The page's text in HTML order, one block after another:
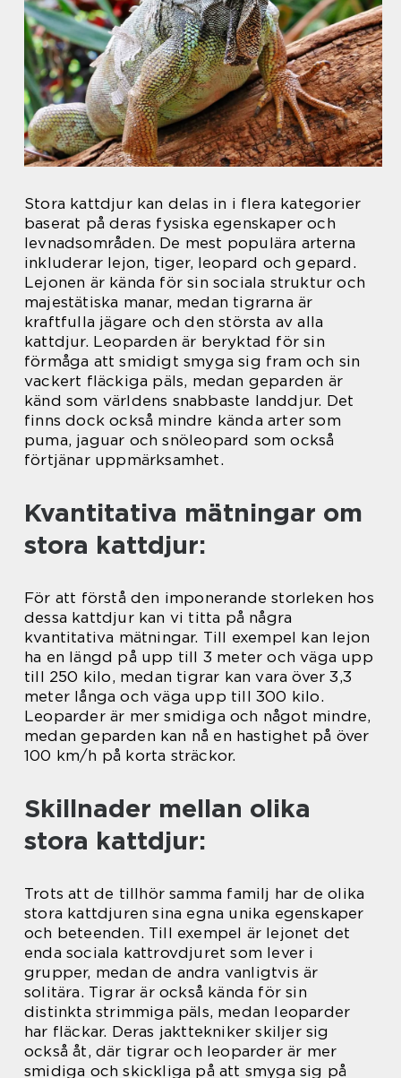
Stora kattdjur kan delas in i flera kategorier
baserat på deras fysiska egenskaper och
levnadsområden. De mest populära arterna
inkluderar lejon, tiger, leopard och gepard.
Lejonen är kända för sin sociala struktur och
majestätiska manar, medan tigrarna är
kraftfulla jägare och den största av alla
kattdjur. Leoparden är beryktad för sin
förmåga att smidigt smyga sig fram och sin
vackert fläckiga päls, medan geparden är
känd som världens snabbaste landdjur. Det
finns dock också mindre kända arter som
puma, jaguar och snöleopard som också
förtjänar uppmärksamhet.
Kvantitativa mätningar om
stora kattdjur:
För att förstå den imponerande storleken hos
dessa kattdjur kan vi titta på några
kvantitativa mätningar. Till exempel kan lejon
ha en längd på upp till 3 meter och väga upp
till 250 kilo, medan tigrar kan vara över 3,3
meter långa och väga upp till 300 kilo.
Leoparder är mer smidiga och något mindre,
medan geparden kan nå en hastighet på över
100 km/h på korta sträckor.
Skillnader mellan olika
stora kattdjur:
Trots att de tillhör samma familj har de olika
stora kattdjuren sina egna unika egenskaper
och beteenden. Till exempel är lejonet det
enda sociala kattrovdjuret som lever i
grupper, medan de andra vanligtvis är
solitära. Tigrar är också kända för sin
distinkta strimmiga päls, medan leoparder
har fläckar. Deras jakttekniker skiljer sig
också åt, där tigrar och leoparder är mer
smidiga och skickliga på att smyga sig på